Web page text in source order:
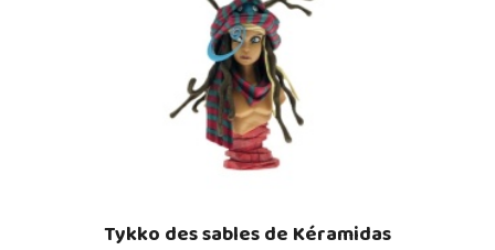
Tykko des sables de Kéramidas